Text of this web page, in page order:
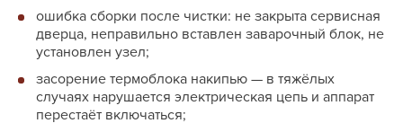
ошибка сборки после чистки: не закрыта сервисная
дверца, неправильно вставлен заварочный блок, не
установлен узел;
засорение термоблока накипью — в тяжёлых
случаях нарушается электрическая цепь и аппарат
перестаёт включаться;